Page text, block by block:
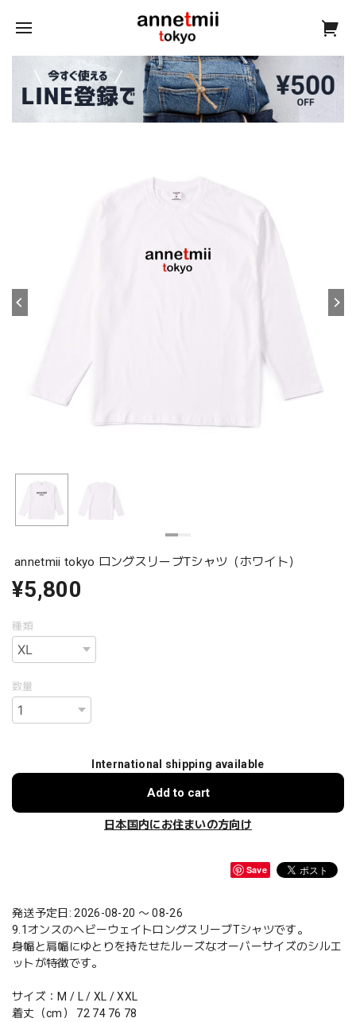
annetmii tokyo ロングスリーブTシャツ（ホワイト）
¥5,800
種類
数量
International shipping available
Add to cart
日本国内にお住まいの方向け
Save
発送予定日: 2026-08-20 〜 08-26
9.1オンスのヘビーウェイトロングスリーブTシャツです。
身幅と肩幅にゆとりを持たせたルーズなオーバーサイズのシルエ
ットが特徴です。
サイズ：M / L / XL / XXL
着丈（cm） 72 74 76 78